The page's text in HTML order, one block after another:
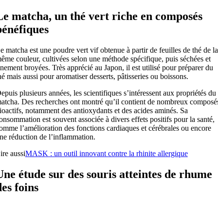
matcha, un thé vert riche en composés
matcha est une poudre vert vif obtenue à partir de feuilles de thé de la
couleur, cultivées selon une méthode spécifique, puis séchées et
broyées. Très apprécié au Japon, il est utilisé pour préparer du
mais aussi pour aromatiser desserts, pâtisseries ou boissons.
plusieurs années, les scientifiques s’intéressent aux propriétés du
Des recherches ont montré qu’il contient de nombreux
notamment des antioxydants et des acides aminés. Sa
est souvent associée à divers effets positifs pour la santé,
l’amélioration des fonctions cardiaques et cérébrales ou encore
réduction de l’inflammation.
aussiMASK : un outil innovant contre la rhinite allergique
étude sur des souris atteintes de rhume
foins